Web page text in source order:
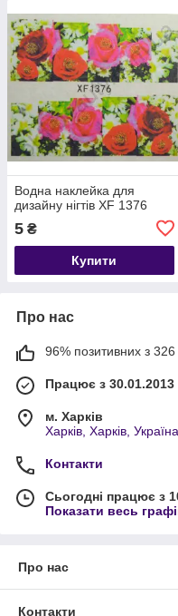
Водна наклейка для
дизайну нігтів XF 1376
5 ₴
Купити
Про нас
96% позитивних з 326
Працює з 30.01.2013
м. Харків
Харків, Харків, Україна
Контакти
Сьогодні працює з
Показати весь
Про нас
Контакти